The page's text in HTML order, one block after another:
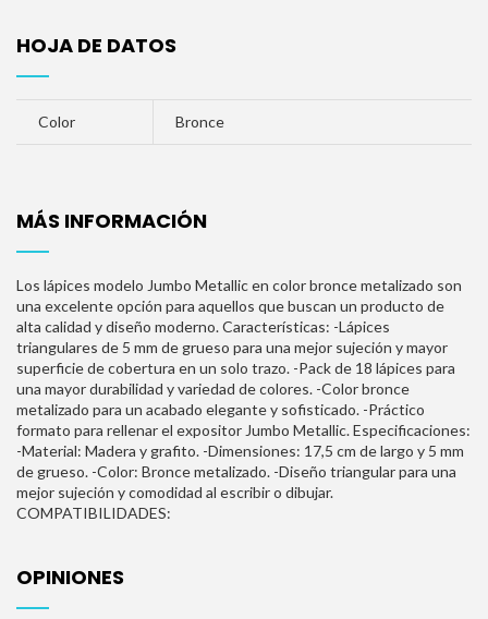
HOJA DE DATOS
Color Bronce
MÁS INFORMACIÓN
Los lápices modelo Jumbo Metallic en color bronce metalizado son
una excelente opción para aquellos que buscan un producto de
alta calidad y diseño moderno. Características: -Lápices
triangulares de 5 mm de grueso para una mejor sujeción y mayor
superficie de cobertura en un solo trazo. -Pack de 18 lápices para
una mayor durabilidad y variedad de colores. -Color bronce
metalizado para un acabado elegante y sofisticado. -Práctico
formato para rellenar el expositor Jumbo Metallic. Especificaciones:
-Material: Madera y grafito. -Dimensiones: 17,5 cm de largo y 5 mm
de grueso. -Color: Bronce metalizado. -Diseño triangular para una
mejor sujeción y comodidad al escribir o dibujar.
COMPATIBILIDADES:
OPINIONES